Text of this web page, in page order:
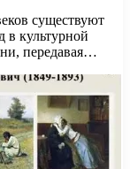
существуют
в культурной
передавая…